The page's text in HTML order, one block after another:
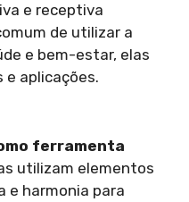
e receptiva
de utilizar a
e bem-estar, elas
e aplicações.
ferramenta
utilizam elementos
e harmonia para